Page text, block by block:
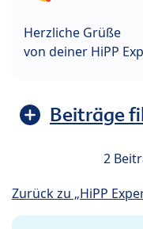
Herzliche Grüße
von deiner HiPP
Beiträge
2
Zurück zu „HiPP